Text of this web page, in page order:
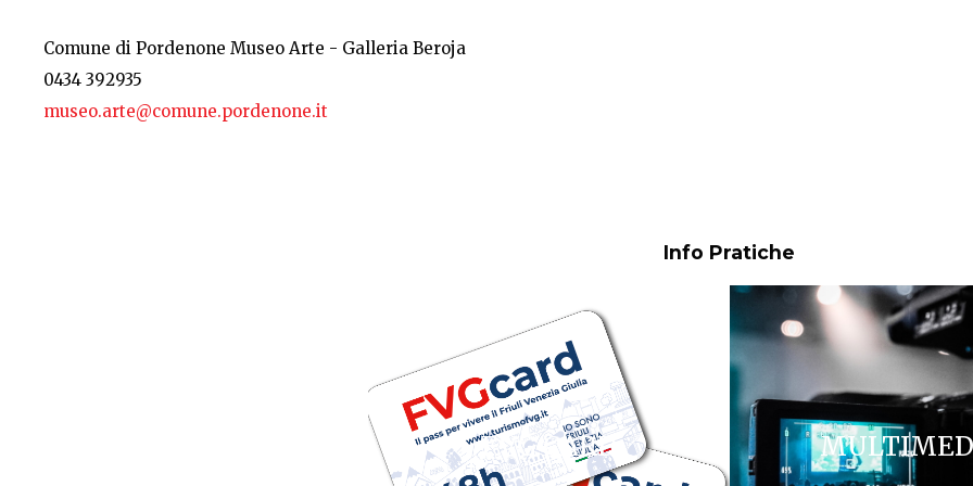
Comune di Pordenone Museo Arte - Galleria Beroja
0434 392935
museo.arte@comune.pordenone.it
Info Pratiche
FVG CARD